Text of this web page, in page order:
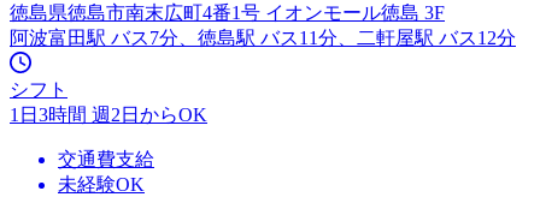
徳島県徳島市南末広町4番1号 イオンモール徳島 3F
阿波富田駅 バス7分、徳島駅 バス11分、二軒屋駅 バス12分
シフト
1日3時間 週2日からOK
交通費支給
未経験OK